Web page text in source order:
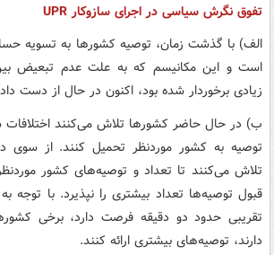
تفوق نگرش سیاسی در اجرای سازوکار UPR
الف) با گذشت زمان، توصیه کشورها به تسویه
است و این مکانیسم که به علت عدم تبعیض
زیادی برخوردار شده بود، اکنون در حال از دست
ب) در حال حاضر کشورها تلاش می‌کنند اختلافات
توصیه به کشور موردنظر تحمیل کنند. از سوی
تلاش می‌کنند تا تعداد و توصیه‌های کشور موردنظر
قبول توصیه‌ها تعداد بیشتری را نپذیرد. با توجه
تقریبی حدود دو دقیقه فرصت دارد، برخی
دارند، توصیه‌های بیشتری ارائه کنند.